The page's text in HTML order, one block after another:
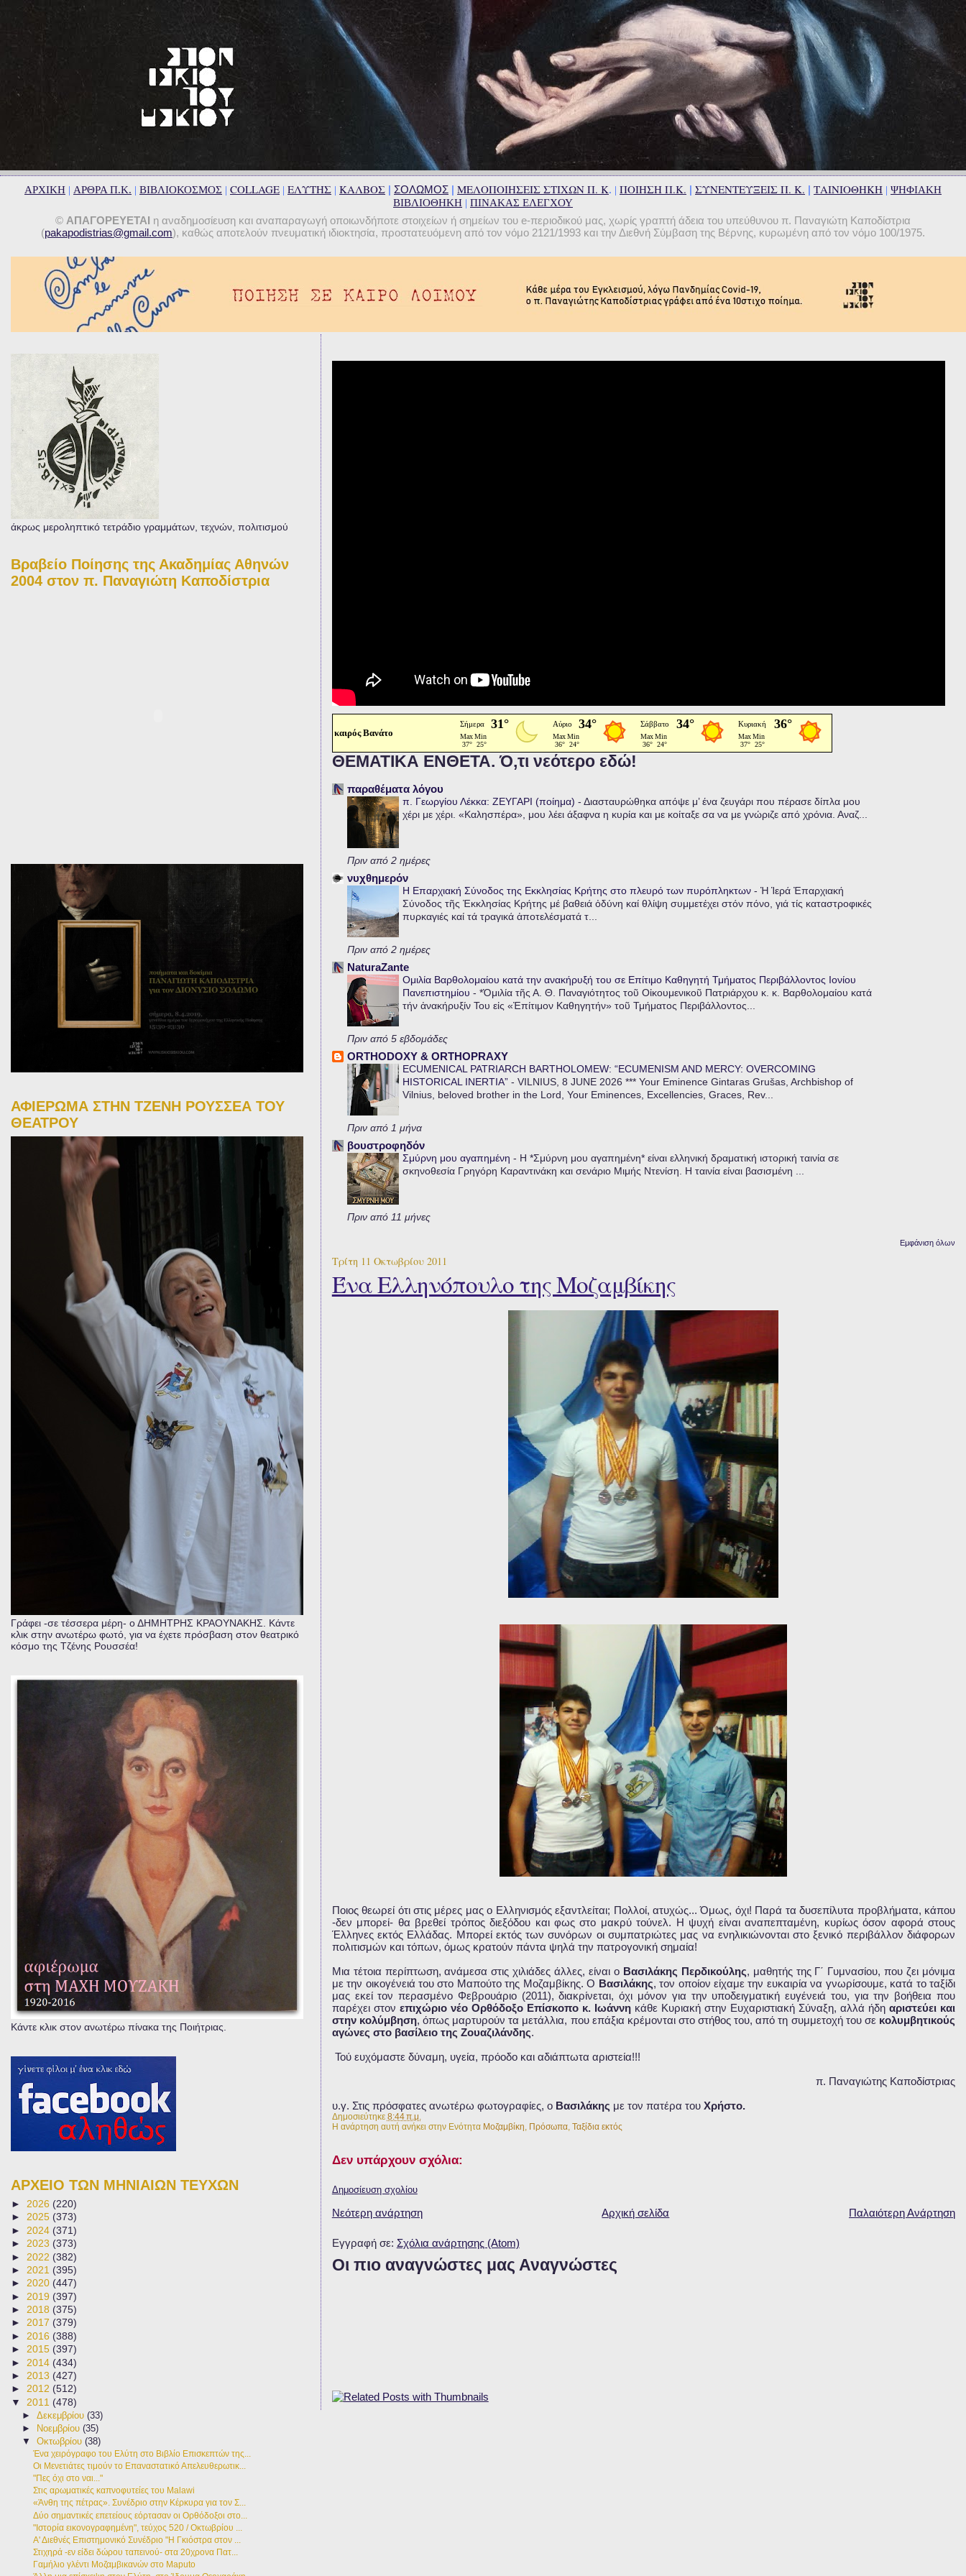
ΑΡΧΙΚΗ | ΑΡΘΡΑ Π.Κ. | ΒΙΒΛΙΟΚΟΣΜΟΣ | COLLAGE | ΕΛΥΤΗΣ | ΚΑΛΒΟΣ | ΣΟΛΩΜΟΣ | ΜΕΛΟΠΟΙΗΣΕΙΣ ΣΤΙΧΩΝ Π. Κ. | ΠΟΙΗΣΗ Π.Κ. | ΣΥΝΕΝΤΕΥΞΕΙΣ Π. Κ. | ΤΑΙΝΙΟΘΗΚΗ | ΨΗΦΙΑΚΗ
ΒΙΒΛΙΟΘΗΚΗ | ΠΙΝΑΚΑΣ ΕΛΕΓΧΟΥ
© ΑΠΑΓΟΡΕΥΕΤΑΙ η αναδημοσίευση και αναπαραγωγή οποιωνδήποτε στοιχείων ή σημείων του e-περιοδικού μας, χωρίς γραπτή άδεια του υπεύθυνου π. Παναγιώτη Καποδίστρια
(pakapodistrias@gmail.com), καθώς αποτελούν πνευματική ιδιοκτησία, προστατευόμενη από τον νόμο 2121/1993 και την Διεθνή Σύμβαση της Βέρνης, κυρωμένη από τον νόμο 100/1975.
καιρός Βανάτο
ΘΕΜΑΤΙΚΑ ΕΝΘΕΤΑ. Ό,τι νεότερο εδώ!
παραθέματα λόγου
π. Γεωργίου Λέκκα: ΖΕΥΓΑΡΙ (ποίημα) - Διασταυρώθηκα απόψε μ’ ένα ζευγάρι που πέρασε δίπλα μου
χέρι με χέρι. «Καλησπέρα», μου λέει άξαφνα η κυρία και με κοίταξε σα να με γνώριζε από χρόνια. Αναζ...
Πριν από 2 ημέρες
νυχθημερόν
Η Επαρχιακή Σύνοδος της Εκκλησίας Κρήτης στο πλευρό των πυρόπληκτων - Ἡ Ἱερά Ἐπαρχιακή
Σύνοδος τῆς Ἐκκλησίας Κρήτης μέ βαθειά ὀδύνη καί θλίψη συμμετέχει στόν πόνο, γιά τίς καταστροφικές
πυρκαγιές καί τά τραγικά ἀποτελέσματά τ...
Πριν από 2 ημέρες
NaturaZante
Ομιλία Βαρθολομαίου κατά την ανακήρυξή του σε Επίτιμο Καθηγητή Τμήματος Περιβάλλοντος Ιονίου
Πανεπιστημίου - *Ὁμιλία τῆς Α. Θ. Παναγιότητος τοῦ Οἰκουμενικοῦ Πατριάρχου κ. κ. Βαρθολομαίου κατά
τήν ἀνακήρυξίν Του εἰς «Ἐπίτιμον Καθηγητήν» τοῦ Τμήματος Περιβάλλοντος...
Πριν από 5 εβδομάδες
ORTHODOXY & ORTHOPRAXY
ECUMENICAL PATRIARCH BARTHOLOMEW: “ECUMENISM AND MERCY: OVERCOMING
HISTORICAL INERTIA” - VILNIUS, 8 JUNE 2026 *** Your Eminence Gintaras Grušas, Archbishop of
Vilnius, beloved brother in the Lord, Your Eminences, Excellencies, Graces, Rev...
Πριν από 1 μήνα
βουστροφηδόν
Σμύρνη μου αγαπημένη - Η *Σμύρνη μου αγαπημένη* είναι ελληνική δραματική ιστορική ταινία σε
σκηνοθεσία Γρηγόρη Καραντινάκη και σενάριο Μιμής Ντενίση. Η ταινία είναι βασισμένη ...
Πριν από 11 μήνες
Εμφάνιση όλων
Τρίτη 11 Οκτωβρίου 2011
Ένα Ελληνόπουλο της Μοζαμβίκης
Ποιος θεωρεί ότι στις μέρες μας ο Ελληνισμός εξαντλείται; Πολλοί, ατυχώς... Όμως, όχι! Παρά τα δυσεπίλυτα προβλήματα, κάπου
-δεν μπορεί- θα βρεθεί τρόπος διεξόδου και φως στο μακρύ τούνελ. Η ψυχή είναι αναπεπταμένη, κυρίως όσον αφορά στους
Έλληνες εκτός Ελλάδας. Μπορεί εκτός των συνόρων οι συμπατριώτες μας να ενηλικιώνονται στο ξενικό περιβάλλον διάφορων
πολιτισμών και τόπων, όμως κρατούν πάντα ψηλά την πατρογονική σημαία!
Μια τέτοια περίπτωση, ανάμεσα στις χιλιάδες άλλες, είναι ο Βασιλάκης Περδικούλης, μαθητής της Γ΄ Γυμνασίου, που ζει μόνιμα
με την οικογένειά του στο Μαπούτο της Μοζαμβίκης. Ο Βασιλάκης, τον οποίον είχαμε την ευκαιρία να γνωρίσουμε, κατά το ταξίδι
μας εκεί τον περασμένο Φεβρουάριο (2011), διακρίνεται, όχι μόνον για την υποδειγματική ευγένειά του, για την βοήθεια που
παρέχει στον επιχώριο νέο Ορθόδοξο Επίσκοπο κ. Ιωάννη κάθε Κυριακή στην Ευχαριστιακή Σύναξη, αλλά ήδη αριστεύει και
στην κολύμβηση, όπως μαρτυρούν τα μετάλλια, που επάξια κρέμονται στο στήθος του, από τη συμμετοχή του σε κολυμβητικούς
αγώνες στο βασίλειο της Ζουαζιλάνδης.
Τού ευχόμαστε δύναμη, υγεία, πρόοδο και αδιάπτωτα αριστεία!!!
π. Παναγιώτης Καποδίστριας
υ.γ. Στις πρόσφατες ανωτέρω φωτογραφίες, ο Βασιλάκης με τον πατέρα του Χρήστο.
Δημοσιεύτηκε 8:44 π.μ.
Η ανάρτηση αυτή ανήκει στην Ενότητα Μοζαμβίκη Πρόσωπα, Ταξίδια εκτός
Δεν υπάρχουν σχόλια:
Δημοσίευση σχολίου
Νεότερη ανάρτηση Παλαιότερη Ανάρτηση
Αρχική σελίδα
Εγγραφή σε: Σχόλια ανάρτησης (Atom)
Οι πιο αναγνώστες μας Αναγνώστες
άκρως μεροληπτικό τετράδιο γραμμάτων, τεχνών, πολιτισμού
Βραβείο Ποίησης της Ακαδημίας Αθηνών
2004 στον π. Παναγιώτη Καποδίστρια
ΑΦΙΕΡΩΜΑ ΣΤΗΝ ΤΖΕΝΗ ΡΟΥΣΣΕΑ ΤΟΥ
ΘΕΑΤΡΟΥ
Γράφει -σε τέσσερα μέρη- ο ΔΗΜΗΤΡΗΣ ΚΡΑΟΥΝΑΚΗΣ. Κάντε
κλικ στην ανωτέρω φωτό, για να έχετε πρόσβαση στον θεατρικό
κόσμο της Τζένης Ρουσσέα!
Κάντε κλικ στον ανωτέρω πίνακα της Ποιήτριας.
ΑΡΧΕΙΟ ΤΩΝ ΜΗΝΙΑΙΩΝ ΤΕΥΧΩΝ
► 2026 (220)
► 2025 (373)
► 2024 (371)
► 2023 (373)
► 2022 (382)
► 2021 (395)
► 2020 (447)
► 2019 (397)
► 2018 (375)
► 2017 (379)
► 2016 (388)
► 2015 (397)
► 2014 (434)
► 2013 (427)
► 2012 (512)
▼ 2011 (478)
►Δεκεμβρίου(33)
►
Νοεμβρίου(35)
▼Οκτωβρίου(38)
Ένα χειρόγραφο του Ελύτη στο Βιβλίο Επισκεπτών της...
Οι Μενετιάτες τιμούν το Επαναστατικό Απελευθερωτικ...
"Πες όχι στο ναι..."
Στις αρωματικές καπνοφυτείες του Malawi
«Άνθη της πέτρας». Συνέδριο στην Κέρκυρα για τον Σ...
Δύο σημαντικές επετείους εόρτασαν οι Ορθόδοξοι στο...
"Ιστορία εικονογραφημένη", τεύχος 520 / Οκτωβρίου ...
Α' Διεθνές Επιστημονικό Συνέδριο "Η Γκιόστρα στον ...
Στιχηρά -εν είδει δώρου ταπεινού- στα 20χρονα Πατ...
Γαμήλιο γλέντι Μοζαμβικανών στο Maputo